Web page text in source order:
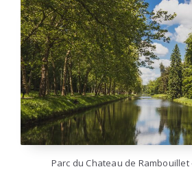
Parc du Chateau de Rambouillet